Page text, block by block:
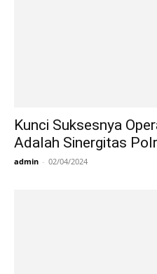
Kunci Suksesnya
Adalah Sinergitas
admin - 02/04/2024